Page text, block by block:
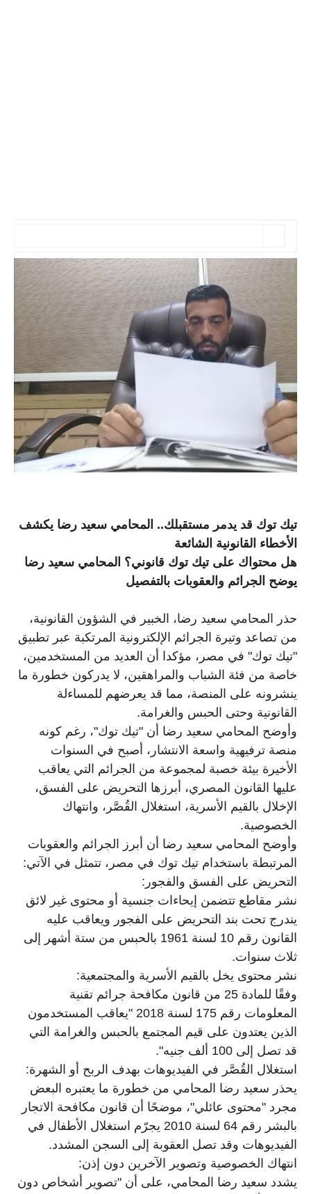
تيك توك قد يدمر مستقبلك.. المحامي سعيد رضا يكشف
الأخطاء القانونية الشائعة
هل محتواك على تيك توك قانوني؟ المحامي سعيد رضا
يوضح الجرائم والعقوبات بالتفصيل
حذر المحامي سعيد رضا، الخبير في الشؤون القانونية،
من تصاعد وتيرة الجرائم الإلكترونية المرتكبة عبر تطبيق
"تيك توك" في مصر، مؤكدا أن العديد من المستخدمين،
خاصة من فئة الشباب والمراهقين، لا يدركون خطورة ما
ينشرونه على المنصة، مما قد يعرضهم للمساءلة
القانونية وحتى الحبس والغرامة.
وأوضح المحامي سعيد رضا أن "تيك توك"، رغم كونه
منصة ترفيهية واسعة الانتشار، أصبح في السنوات
الأخيرة بيئة خصبة لمجموعة من الجرائم التي يعاقب
عليها القانون المصري، أبرزها التحريض على الفسق،
الإخلال بالقيم الأسرية، استغلال القُصَّر، وانتهاك
الخصوصية.
وأوضح المحامي سعيد رضا أن أبرز الجرائم والعقوبات
المرتبطة باستخدام تيك توك في مصر، تتمثل في الآتي:
التحريض على الفسق والفجور:
نشر مقاطع تتضمن إيحاءات جنسية أو محتوى غير لائق
يندرج تحت بند التحريض على الفجور ويعاقب عليه
القانون رقم 10 لسنة 1961 بالحبس من ستة أشهر إلى
ثلاث سنوات.
نشر محتوى يخل بالقيم الأسرية والمجتمعية:
وفقًا للمادة 25 من قانون مكافحة جرائم تقنية
المعلومات رقم 175 لسنة 2018 "يعاقب المستخدمون
الذين يعتدون على قيم المجتمع بالحبس والغرامة التي
قد تصل إلى 100 ألف جنيه".
استغلال القُصَّر في الفيديوهات بهدف الربح أو الشهرة:
يحذر سعيد رضا المحامي من خطورة ما يعتبره البعض
مجرد "محتوى عائلي"، موضحًا أن قانون مكافحة الاتجار
بالبشر رقم 64 لسنة 2010 يجرّم استغلال الأطفال في
الفيديوهات وقد تصل العقوبة إلى السجن المشدد.
انتهاك الخصوصية وتصوير الآخرين دون إذن:
يشدد سعيد رضا المحامي، على أن "تصوير أشخاص دون